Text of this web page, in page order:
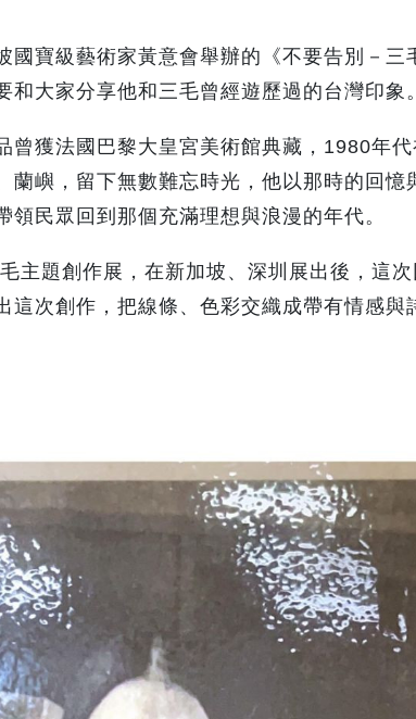
國寶級藝術家黃意會舉辦的《不要告別－三
和大家分享他和三毛曾經遊歷過的台灣印象
曾獲法國巴黎大皇宮美術館典藏，1980年
蘭嶼，留下無數難忘時光，他以那時的回憶
民眾回到那個充滿理想與浪漫的年代。
主題創作展，在新加坡、深圳展出後，這
這次創作，把線條、色彩交織成帶有情感與